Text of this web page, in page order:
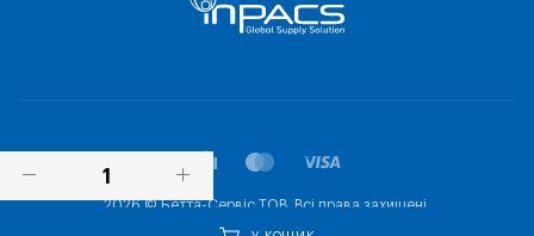
2026 © Бетта-Сервіс ТОВ. Всі права захищені.